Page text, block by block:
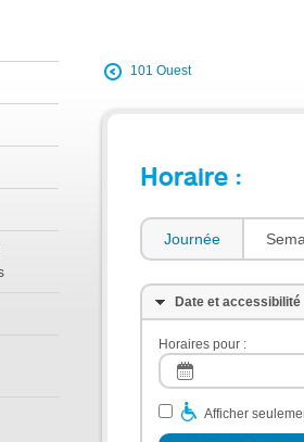
101 Ouest
Horaire :
Journée
Date et accessibilité
Horaires pour :
Afficher